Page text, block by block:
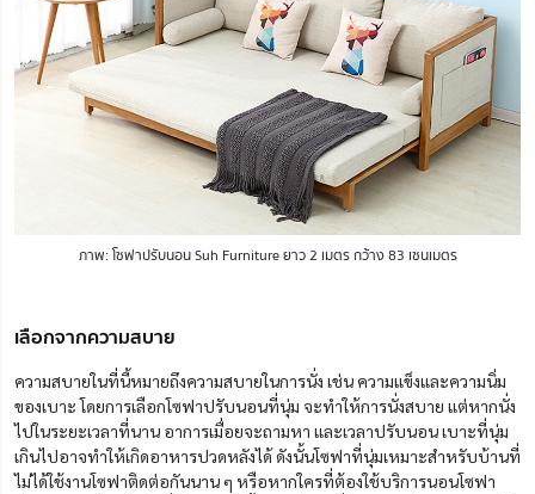
ภาพ: โซฟาปรับนอน Suh Furniture ยาว 2 เมตร กว้าง 83 เซนเมตร
เลือกจากความสบาย
ความสบายในที่นี้หมายถึงความสบายในการนั่ง เช่น ความแข็งและความนิ่ม
ของเบาะ โดยการเลือกโซฟาปรับนอนที่นุ่ม จะทำให้การนั่งสบาย แต่หากนั่ง
ไปในระยะเวลาที่นาน อาการเมื่อยจะถามหา และเวลาปรับนอน เบาะที่นุ่ม
เกินไปอาจทำให้เกิดอาหารปวดหลังได้ ดังนั้นโซฟาที่นุ่มเหมาะสำหรับบ้านที่
ไม่ได้ใช้งานโซฟาติดต่อกันนาน ๆ หรือหากใครที่ต้องใช้บริการนอนโซฟา